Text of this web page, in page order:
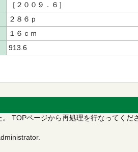
［２００９．６］
２８６ｐ
１６ｃｍ
913.6
TOPページから再処理を行なってくだ